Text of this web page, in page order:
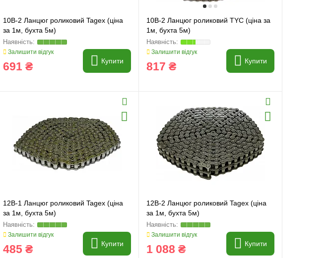
10B-2 Ланцюг роликовий Tagex (ціна
за 1м, бухта 5м)
Залишити відгук
691 ₴ Купити
10B-2 Ланцюг роликовий TYC (ціна за
1м, бухта 5м)
Залишити відгук
817 ₴ Купити
12B-1 Ланцюг роликовий Tagex (ціна
за 1м, бухта 5м)
Залишити відгук
485 ₴ Купити
12B-2 Ланцюг роликовий Tagex (ціна
за 1м, бухта 5м)
Залишити відгук
1 088 ₴ Купити